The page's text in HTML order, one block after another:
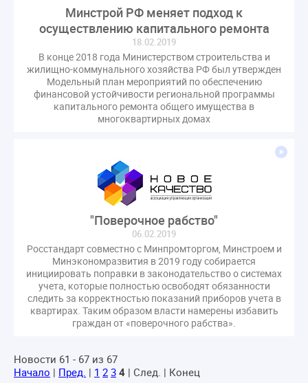
Цифорвизация
арендатор
вентиляционные каналы
внеплановые проверки
гарантийная управляющая компания
гарантирующие управляющие организации
госпошлина
демоэкзамен
депутаты
документ
изменения в Положение
индексация
кадры
категория риска
кворум ОСС
коррупция
микрогенерация
надзор
неосновательное обогащение
непредвиденные расходы
нормотворчество
общедомовое имущество
общественный совет
оплата отопления
особенности взимания пени
Минстрой РФ меняет подход к
осуществлению капитального ремонта
18.02.2019
В конце 2018 года Министерством строительства и
жилищно-коммунального хозяйства РФ был утвержден
Модельный план мероприятий по обеспечению
финансовой устойчивости региональной программы
капитального ремонта общего имущества в
многоквартирных домах
"Поверочное рабство"
06.02.2019
Росстандарт совместно с Минпромторгом, Минстроем и
Минэкономразвития в 2019 году собирается
инициировать поправки в законодательство о системах
учета, которые полностью освободят обязанности
следить за корректностью показаний приборов учета в
квартирах. Таким образом власти намерены избавить
граждан от «поверочного рабства».
Новости 61 - 67 из 67
Начало | Пред. | 1 2 3 4 | След. | Конец